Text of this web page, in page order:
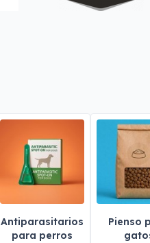
Antiparasitarios
para perros
Pienso